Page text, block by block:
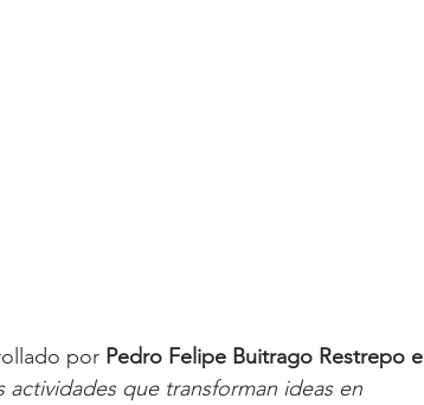
por Pedro Felipe Buitrago Restrepo e
actividades que transforman ideas en